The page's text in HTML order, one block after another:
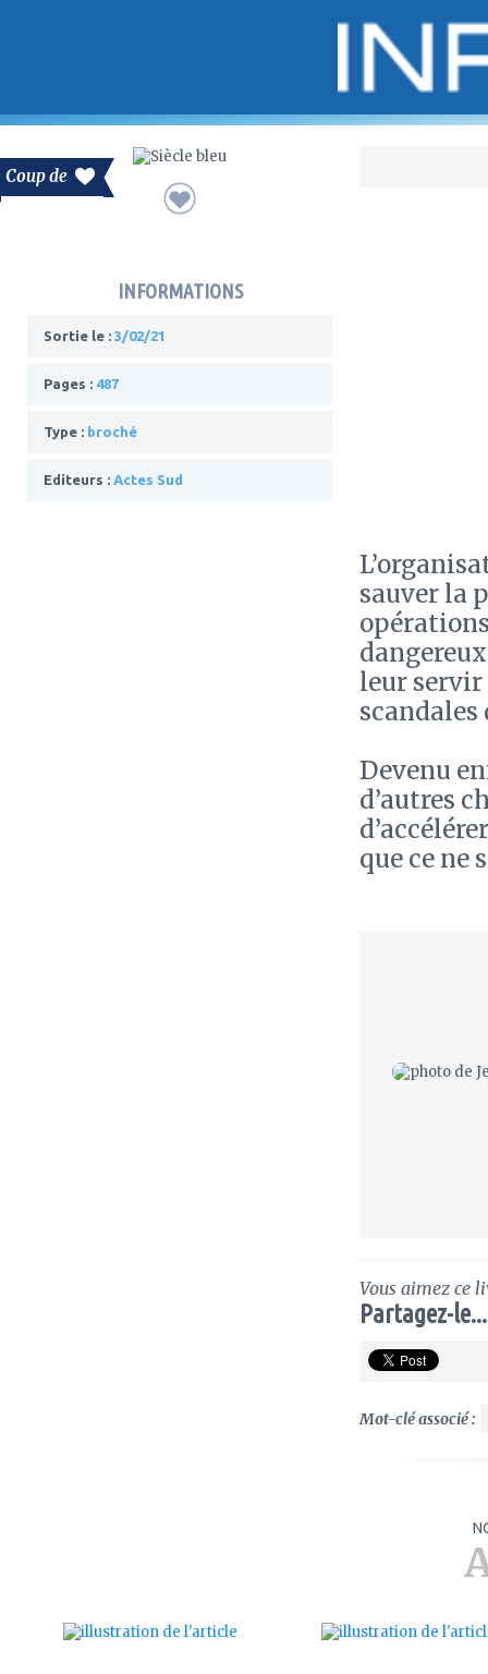
Coup de
INFORMATIONS
Sortie le : 3/02/21
Pages : 487
Type : broché
Editeurs : Actes Sud
sauver la
leur servir
scandales
Devenu
d’autres
que ce ne
Vous aimez ce
Partagez-le...
Mot-clé associé :